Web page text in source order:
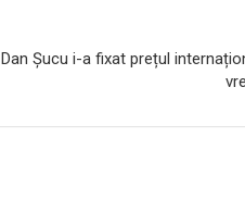
Dan Șucu i-a fixat prețul